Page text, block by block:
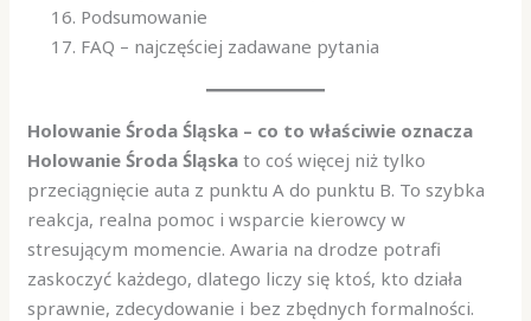
Podsumowanie
FAQ – najczęściej zadawane pytania
Holowanie Środa Śląska – co to właściwie oznacza
Holowanie Środa Śląska to coś więcej niż tylko
przeciągnięcie auta z punktu A do punktu B. To szybka
reakcja, realna pomoc i wsparcie kierowcy w
stresującym momencie. Awaria na drodze potrafi
zaskoczyć każdego, dlatego liczy się ktoś, kto działa
sprawnie, zdecydowanie i bez zbędnych formalności.